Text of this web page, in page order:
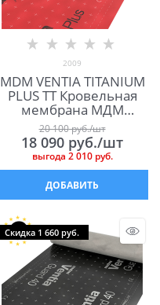
2009
MDM VENTIA TITANIUM
PLUS ТТ Кровельная
мембрана МДМ
Вентиа Титаниум Плюс
ТТ
20 100 руб./шт
18 090 руб./шт
выгода 2 010 руб.
ДОБАВИТЬ
Скидка 1 660 руб.